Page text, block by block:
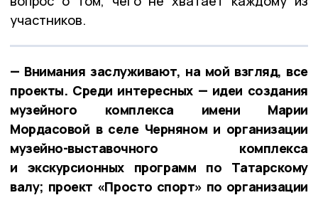
участников.
— Внимания заслуживают, на мой взгляд, все
проекты. Среди интересных — идеи создания
музейного комплекса имени Марии
Мордасовой в селе Черняном и организации
музейно-выставочного комплекса
и экскурсионных программ по Татарскому
валу; проект «Просто спорт» по организации